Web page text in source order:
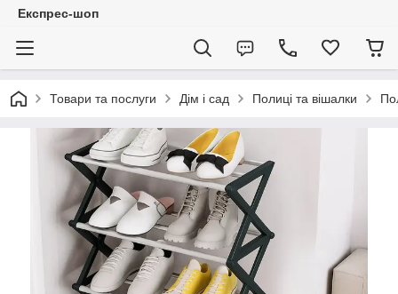
Експрес-шоп
Товари та послуги Дім і сад Полиці та вішалки